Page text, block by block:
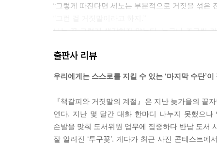
“그렇게 따진다면 세노는 부분적으로 거짓을 섞은
나는 꼭 그렇게 생각하지 않는다. 누구나 조금씩
이다.
--- p.313
“난 나하고 화해하고 싶어. 그러니까…… 이제 책갈
출판사 리뷰
우리에게는 스스로를 지킬 수 있는 ‘마지막 수단’이
『책갈피와 거짓말의 계절』은 지난 늦가을의 끝
연다. 지난 몇 달간 대화 한마디 나누지 못했으
손발을 맞춰 도서위원 업무에 집중하다 반납 도서
잘 알려진 ‘투구꽃’. 게다가 최근 사진 콘테스트